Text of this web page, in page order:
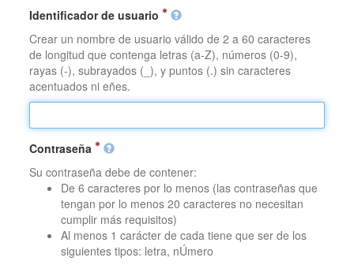
Identificador de usuario
Crear un nombre de usuario válido de 2 a 60 caracteres
de longitud que contenga letras (a-Z), números (0-9),
rayas (-), subrayados (_), y puntos (.) sin caracteres
acentuados ni eñes.
Contraseña
Su contraseña debe de contener:
De 6 caracteres por lo menos (las contraseñas que
tengan por lo menos 20 caracteres no necesitan
cumplir más requisitos)
Al menos 1 carácter de cada tiene que ser de los
siguientes tipos: letra, nÚmero